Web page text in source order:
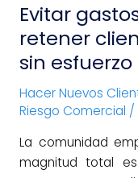
Evitar
retener
sin esfuerzo
Hacer Nuevos
Riesgo Comercial /
La comunidad
magnitud total